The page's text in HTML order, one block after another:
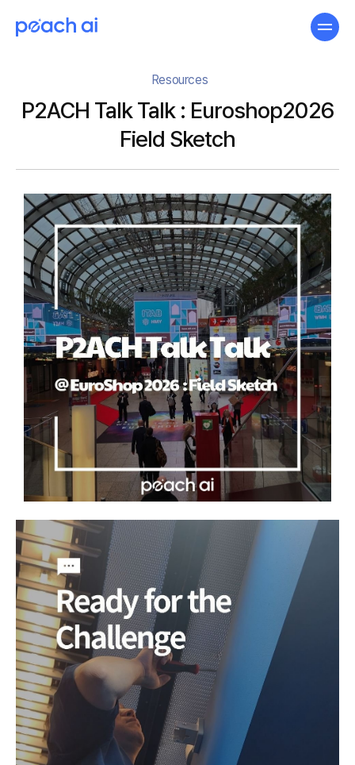
Resources
P2ACH Talk Talk : Euroshop2026
Field Sketch